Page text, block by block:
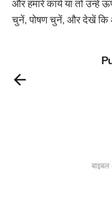
और हमारे कार्य या तो उन्हें
चुनें, पोषण चुनें, और देखें